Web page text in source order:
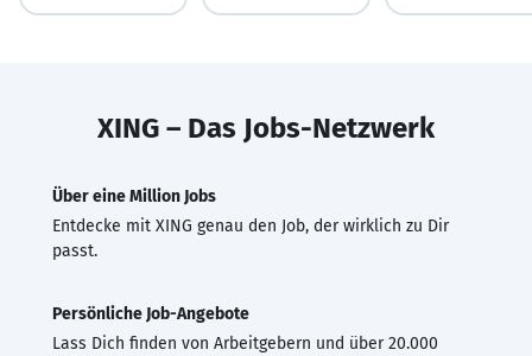
XING – Das Jobs-Netzwerk
Über eine Million Jobs
Entdecke mit XING genau den Job, der wirklich zu Dir
passt.
Persönliche Job-Angebote
Lass Dich finden von Arbeitgebern und über 20.000